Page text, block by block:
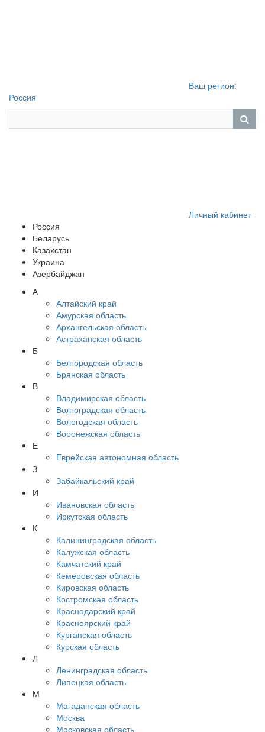
Ваш регион:
Россия
Личный кабинет
Россия
Беларусь
Казахстан
Украина
Азербайджан
А
Алтайский край
Амурская область
Архангельская область
Астраханская область
Б
Белгородская область
Брянская область
В
Владимирская область
Волгоградская область
Вологодская область
Воронежская область
Е
Еврейская автономная область
З
Забайкальский край
И
Ивановская область
Иркутская область
К
Калининградская область
Калужская область
Камчатский край
Кемеровская область
Кировская область
Костромская область
Краснодарский край
Красноярский край
Курганская область
Курская область
Л
Ленинградская область
Липецкая область
М
Магаданская область
Москва
Московская область